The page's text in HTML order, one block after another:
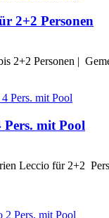
2+2 Personen
2+2 Personen |
mit Pool
Leccio für 2+2